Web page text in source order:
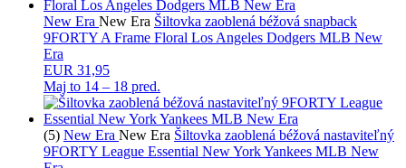
New Era New Era Šiltovka zaoblená béžová snapback
9FORTY A Frame Floral Los Angeles Dodgers MLB New
Era
EUR 31,95
Maj to 14 – 18 pred.
(5) New Era New Era Šiltovka zaoblená béžová nastaviteľný
9FORTY League Essential New York Yankees MLB New